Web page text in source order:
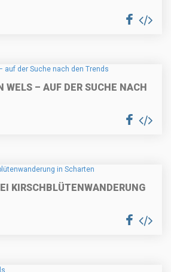
WELS – AUF DER SUCHE NACH
KIRSCHBLÜTENWANDERUNG